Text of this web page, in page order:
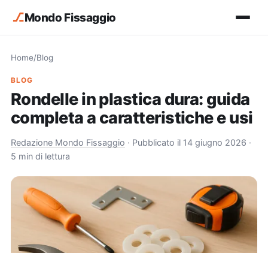
⎇Mondo Fissaggio
Home/Blog
BLOG
Rondelle in plastica dura: guida
completa a caratteristiche e usi
Redazione Mondo Fissaggio · Pubblicato il 14 giugno 2026 ·
5 min di lettura